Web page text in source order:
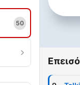
50